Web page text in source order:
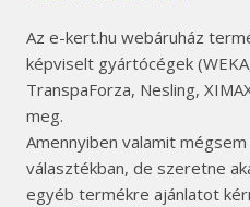
Az e-kert.hu webáruház
képviselt gyártócégek
TranspaForza, Nesling,
meg.
Amennyiben valamit
választékban, de szeretne
egyéb termékre ajánlatot